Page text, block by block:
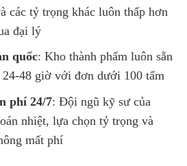
các tỷ trọng khác luôn thấp hơn
đại lý
quốc: Kho thành phẩm luôn sẵn
24-48 giờ với đơn dưới 100 tấm
phí 24/7: Đội ngũ kỹ sư của
nhiệt, lựa chọn tỷ trọng và
mất phí